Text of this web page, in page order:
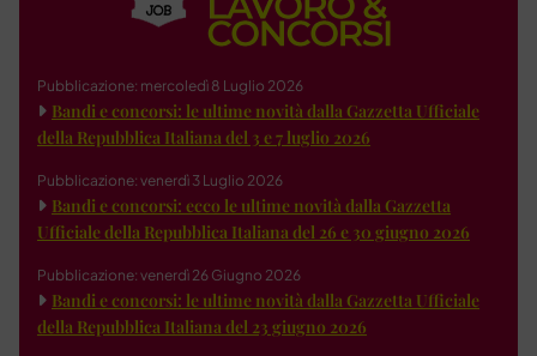
Pubblicazione: mercoledì 8 Luglio 2026
Bandi e concorsi: le ultime novità dalla Gazzetta Ufficiale
della Repubblica Italiana del 3 e 7 luglio 2026
Pubblicazione: venerdì 3 Luglio 2026
Bandi e concorsi: ecco le ultime novità dalla Gazzetta
Ufficiale della Repubblica Italiana del 26 e 30 giugno 2026
Pubblicazione: venerdì 26 Giugno 2026
Bandi e concorsi: le ultime novità dalla Gazzetta Ufficiale
della Repubblica Italiana del 23 giugno 2026